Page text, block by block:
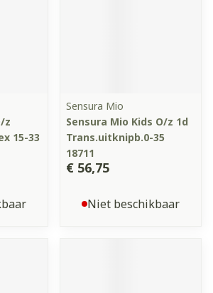
z
15-33
Sensura Mio
Sensura Mio Kids O/z 1d
Trans.uitknipb.0-35
18711
€ 56,75
Niet beschikbaar